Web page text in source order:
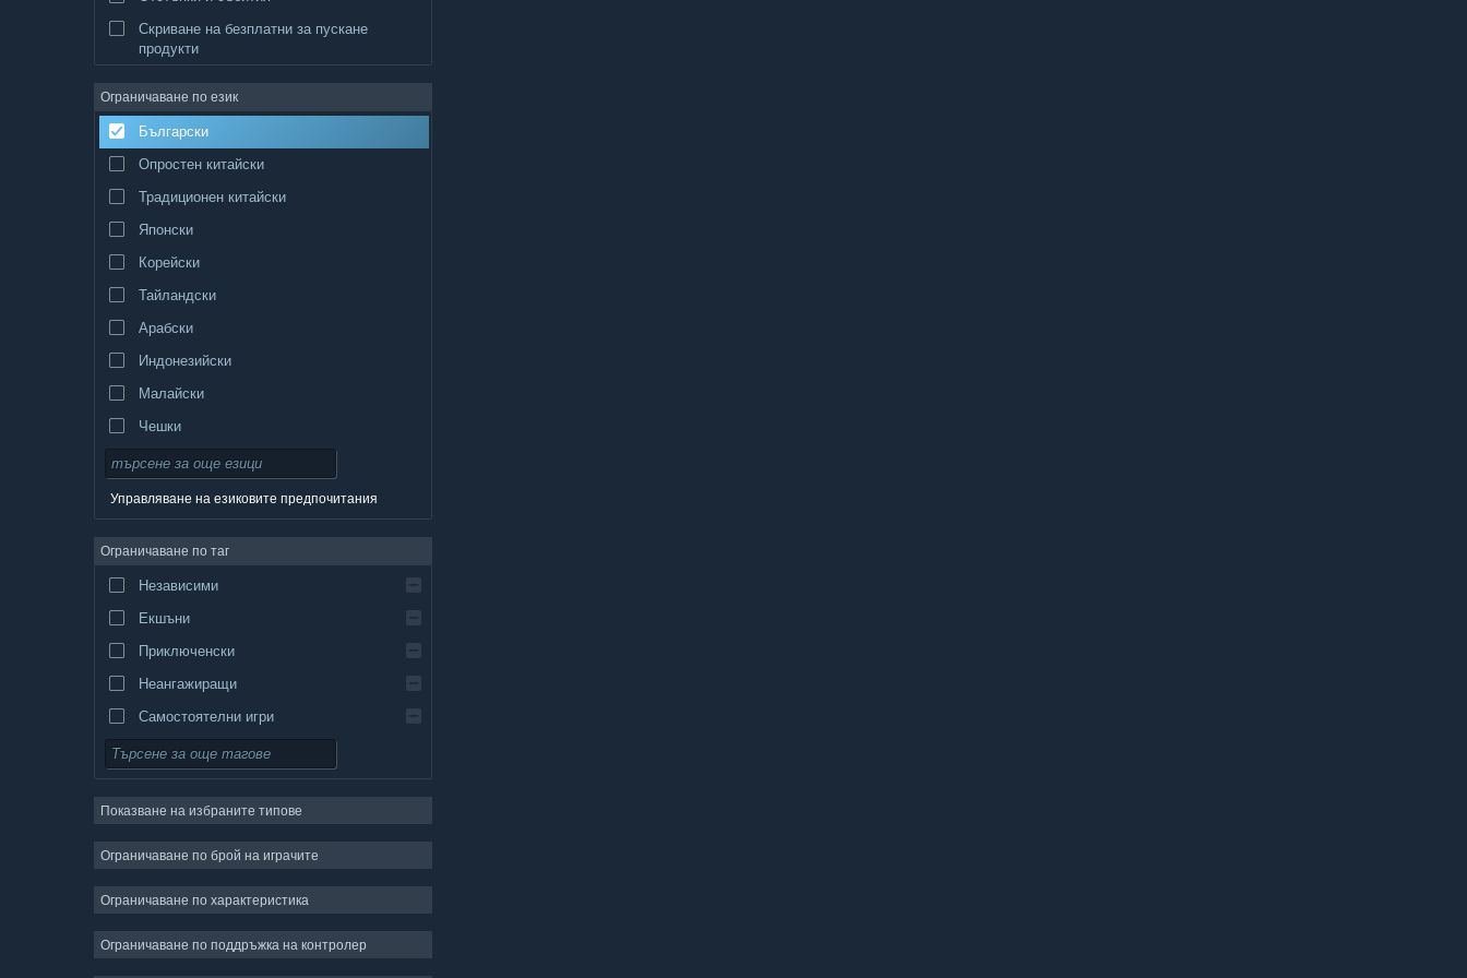
Скриване на безплатни за пускане
продукти
Ограничаване по език
Български
Опростен китайски
Традиционен китайски
Японски
Корейски
Тайландски
Арабски
Индонезийски
Малайски
Чешки
Датски
Испански — Испания
Испански — Латинска Америка
Гръцки
Управляване на езиковите предпочитания
Ограничаване по таг
Независими
Екшъни
Приключенски
Неангажиращи
Самостоятелни игри
Симулации
Стратегии
Двуизмерни
Безплатни за пускане
Показване на избраните типове
Ограничаване по брой на играчите
Ограничаване по характеристика
Ограничаване по поддръжка на контролер